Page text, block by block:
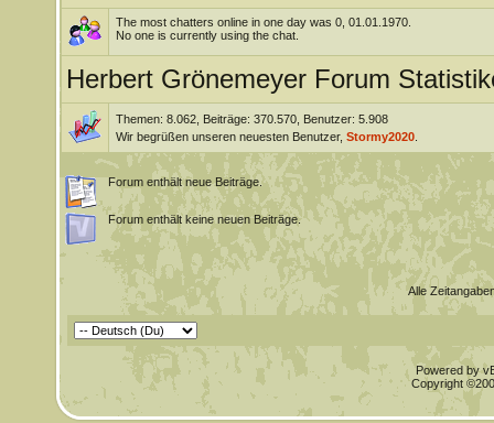
The most chatters online in one day was 0, 01.01.1970.
No one is currently using the chat.
Herbert Grönemeyer Forum
Themen: 8.062, Beiträge: 370.570, Benutzer: 5.908
Wir begrüßen unseren neuesten Benutzer, Stormy2020.
Forum enthält neue Beiträge.
Forum enthält keine neuen Beiträge.
Alle
Powered by
Copyright